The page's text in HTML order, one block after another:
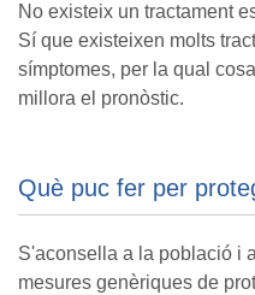
No existeix un tractament
Sí que existeixen molts
símptomes, per la qual
millora el pronòstic.
Què puc fer per
S'aconsella a la població i
mesures genèriques de